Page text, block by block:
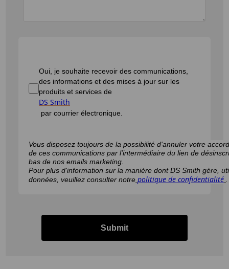
Oui, je souhaite recevoir des communications,
des informations et des mises à jour sur les
produits et services de
DS Smith
par courrier électronique.
Vous disposez toujours de la possibilité d'annuler votre
de ces communications par l'intermédiaire du lien de
bas de nos emails marketing.
Pour plus d'information sur la manière dont DS Smith gère,
données, veuillez consulter notre politique de confidentialité
Submit